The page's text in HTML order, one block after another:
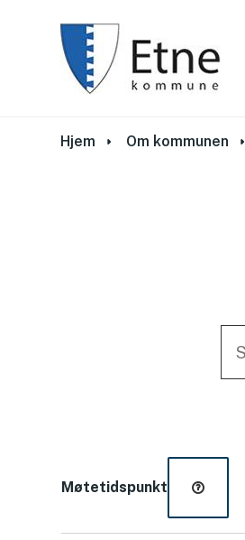
Du er her:
Hjem Om kommunen
Møtetidspunkt